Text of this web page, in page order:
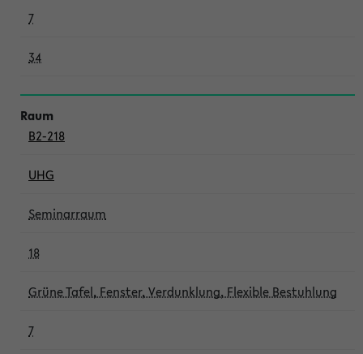
7
34
B2-218
UHG
Seminarraum
18
Grüne Tafel, Fenster, Verdunklung, Flexible Bestuhlung
7